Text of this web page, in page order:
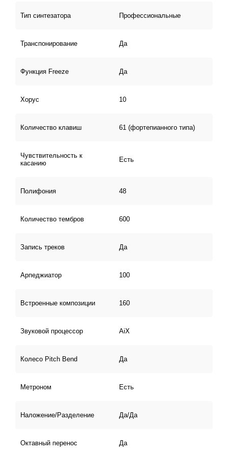
различных жестов синтезатора. Клавиатура имеет и
Тип синтезатора Профессиональные
Транспонирование Да
Функция Freeze Да
Хорус 10
Количество клавиш 61 (фортепианного типа)
Чувствительность к
касанию
Есть
Полифония 48
Количество тембров 600
Запись треков Да
Арпеджиатор 100
Встроенные композиции 160
Звуковой процессор AiX
Колесо Pitch Bend Да
Метроном Есть
Наложение/Разделение Да/Да
Октавный перенос Да